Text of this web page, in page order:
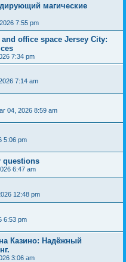
магические
7:55 pm
office space Jersey City:
7:34 pm
7:14 am
04, 2026 8:59 am
5:06 pm
questions
6:47 am
12:48 pm
6:53 pm
Казино: Надёжный
3:06 am